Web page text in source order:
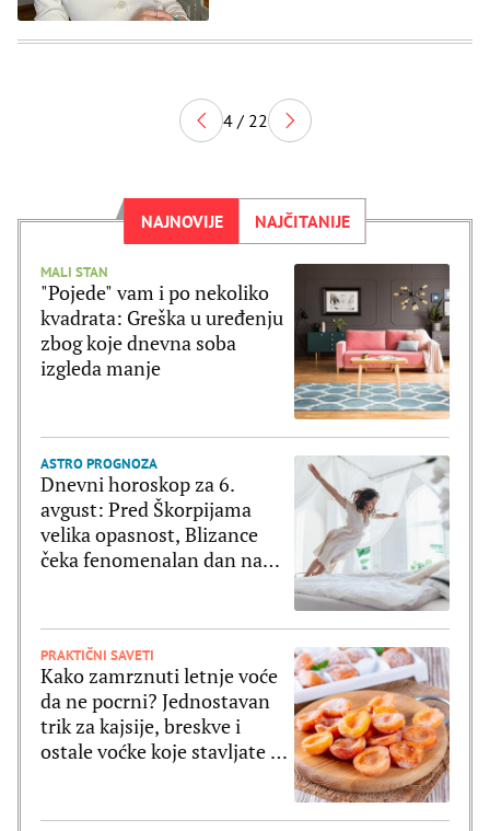
4 / 22
NAJNOVIJE NAJČITANIJE
MALI STAN
"Pojede" vam i po nekoliko
kvadrata: Greška u uređenju
zbog koje dnevna soba
izgleda manje
ASTRO PROGNOZA
Dnevni horoskop za 6.
avgust: Pred Škorpijama
velika opasnost, Blizance
čeka fenomenalan dan na
PRAKTIČNI SAVETI
Kako zamrznuti letnje voće
da ne pocrni? Jednostavan
trik za kajsije, breskve i
ostale voćke koje stavljate u